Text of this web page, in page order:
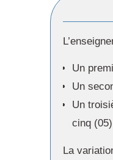
Un
Un
Un
cinq
La